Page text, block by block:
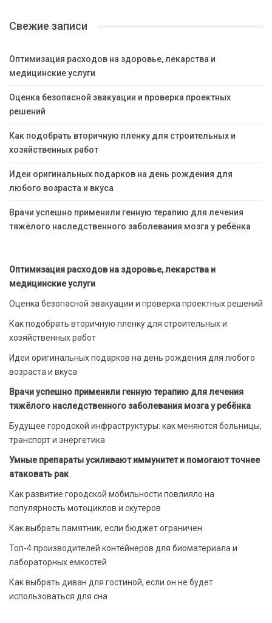
Свежие записи
Оптимизация расходов на здоровье, лекарства и
медицинские услуги
Оценка безопасной эвакуации и проверка проектных
решений
Как подобрать вторичную пленку для строительных и
хозяйственных работ
Идеи оригинальных подарков на день рождения для
любого возраста и вкуса
Врачи успешно применили генную терапию для лечения
тяжёлого наследственного заболевания мозга у ребёнка
Оптимизация расходов на здоровье, лекарства и
медицинские услуги
Оценка безопасной эвакуации и проверка проектных решений
Как подобрать вторичную пленку для строительных и
хозяйственных работ
Идеи оригинальных подарков на день рождения для любого
возраста и вкуса
Врачи успешно применили генную терапию для лечения
тяжёлого наследственного заболевания мозга у ребёнка
Будущее городской инфраструктуры: как меняются больницы,
транспорт и энергетика
Умные препараты усиливают иммунитет и помогают точнее
атаковать рак
Как развитие городской мобильности повлияло на
популярность мотоциклов и скутеров
Как выбрать памятник, если бюджет ограничен
Топ-4 производителей контейнеров для биоматериала и
лабораторных емкостей
Как выбрать диван для гостиной, если он не будет
использоваться для сна